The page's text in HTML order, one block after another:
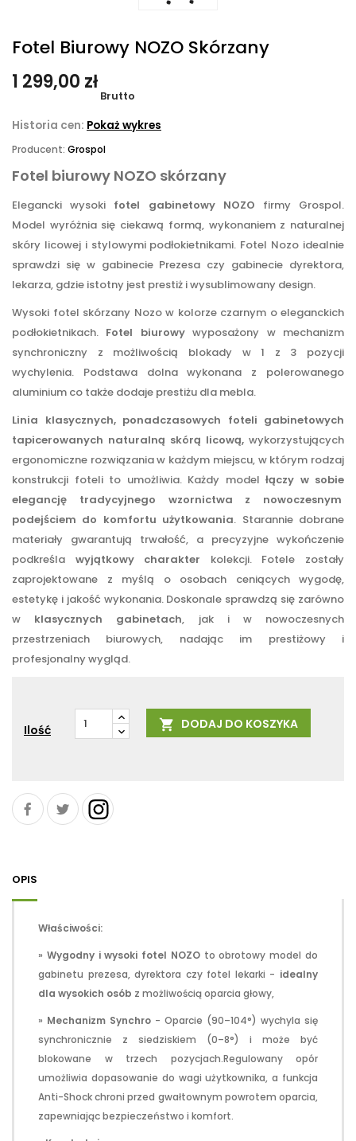
Fotel Biurowy NOZO Skórzany
1 299,00 zł
Brutto
Historia cen: Pokaż wykres
Producent: Grospol
Fotel biurowy NOZO skórzany
Elegancki wysoki fotel gabinetowy NOZO firmy Grospol.
Model wyróżnia się ciekawą formą, wykonaniem z naturalnej
skóry licowej i stylowymi podłokietnikami. Fotel Nozo idealnie
sprawdzi się w gabinecie Prezesa czy gabinecie dyrektora,
lekarza, gdzie istotny jest prestiż i wysublimowany design.
Wysoki fotel skórzany Nozo w kolorze czarnym o eleganckich
podłokietnikach. Fotel biurowywyposażony w mechanizm
synchroniczny z możliwością blokady w 1 z 3 pozycji
wychylenia. Podstawa dolna wykonana z polerowanego
aluminium co także dodaje prestiżu dla mebla.
Linia klasycznych, ponadczasowych foteli gabinetowych
tapicerowanych naturalną skórą licową, wykorzystujących
ergonomiczne rozwiązania w każdym miejscu, w którym rodzaj
konstrukcji foteli to umożliwia. Każdy model łączy w sobie
elegancję tradycyjnego wzornictwa z nowoczesnym
podejściem do komfortu użytkowania. Starannie dobrane
materiały gwarantują trwałość, a precyzyjne wykończenie
podkreśla wyjątkowy charakter kolekcji. Fotele zostały
zaprojektowane z myślą o osobach ceniących wygodę,
estetykę i jakość wykonania. Doskonale sprawdzą się zarówno
w klasycznych gabinetach, jak i w nowoczesnych
przestrzeniach biurowych, nadając im prestiżowy i
profesjonalny wygląd.
Ilość  DODAJ DO KOSZYKA
OPIS
Właściwości:
» Wygodny i wysoki fotel NOZO to obrotowy model do
gabinetu prezesa, dyrektora czy fotel lekarki - idealny
dla wysokich osób z możliwością oparcia głowy,
» Mechanizm Synchro - Oparcie (90–104°) wychyla się
synchronicznie z siedziskiem (0–8°) i może być
blokowane w trzech pozycjach.Regulowany opór
umożliwia dopasowanie do wagi użytkownika, a funkcja
Anti-Shock chroni przed gwałtownym powrotem oparcia,
zapewniając bezpieczeństwo i komfort.